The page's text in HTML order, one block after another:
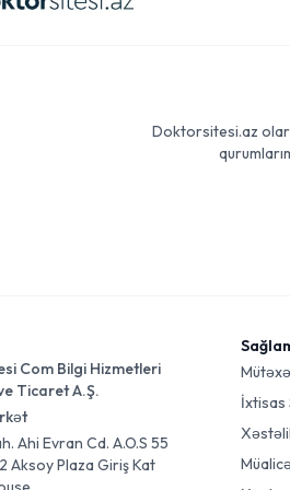
Doktorsitesi.az
Com Bilgi Hizmetleri
Ticaret A.Ş.
Ahi Evran Cd. A.O.S 55
Aksoy Plaza Giriş Kat
İxtisas